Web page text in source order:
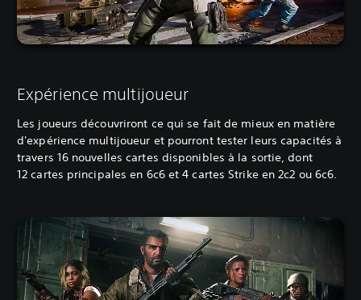
Expérience multijoueur
Les joueurs découvriront ce qui se fait de mieux en matière
d'expérience multijoueur et pourront tester leurs capacités à
travers 16 nouvelles cartes disponibles à la sortie, dont
12 cartes principales en 6c6 et 4 cartes Strike en 2c2 ou 6c6.